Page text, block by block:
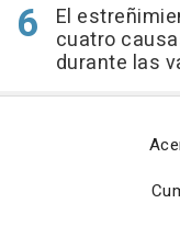
El
cuatro
durante las